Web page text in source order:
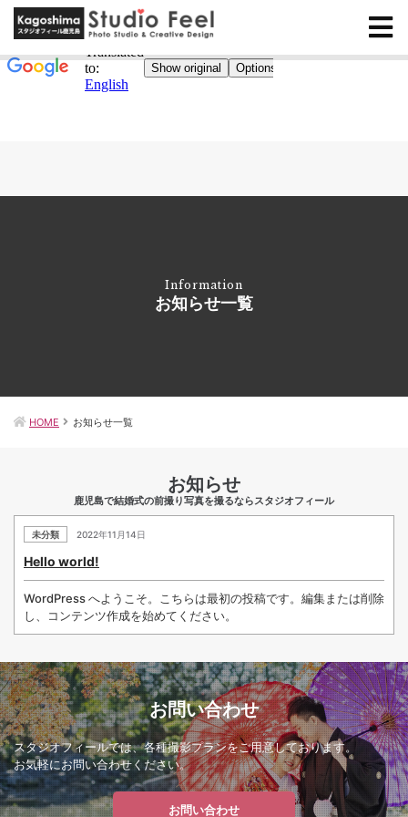
Information
お知らせ一覧
HOME お知らせ一覧
お知らせ
鹿児島で結婚式の前撮り写真を撮るならスタジオフィール
未分類 2022年11月14日
Hello world!
WordPress へようこそ。こちらは最初の投稿です。編集または削除
し、コンテンツ作成を始めてください。
お問い合わせ
スタジオフィールでは、各種撮影プランをご用意しております。
お気軽にお問い合わせください。
お問い合わせ